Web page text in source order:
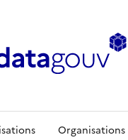
Organisations